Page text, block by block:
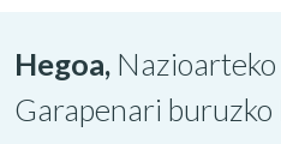
Hegoa,
Garapenari